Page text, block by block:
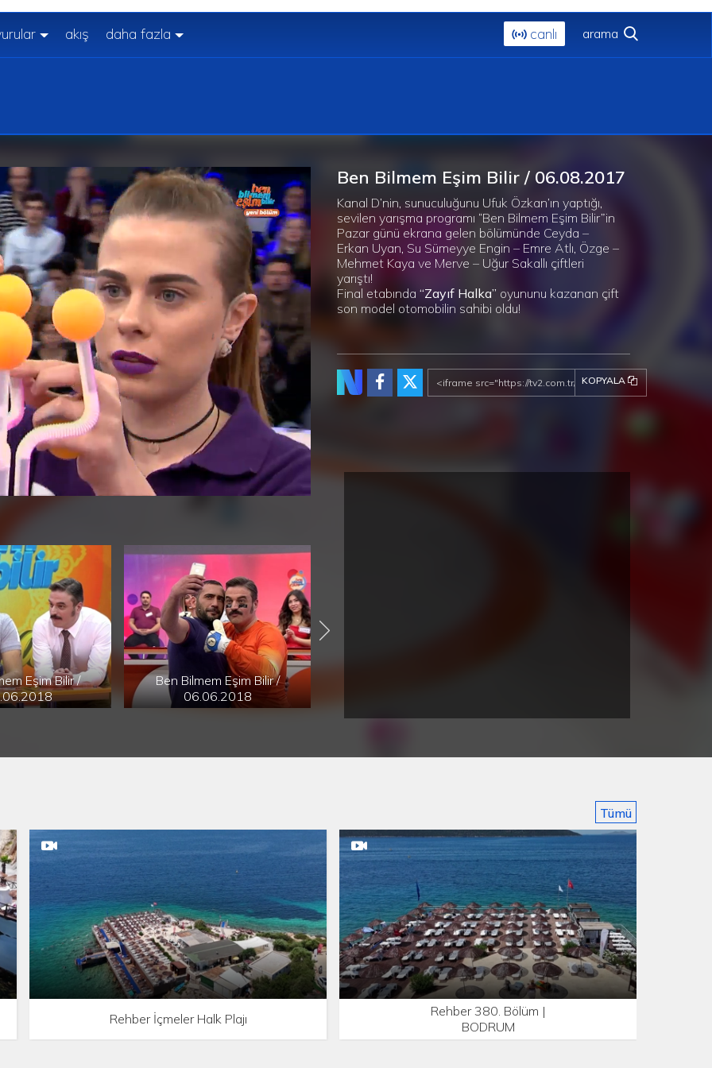
akış daha fazla canlı
Eşim Bilir /
Ben Bilmem Eşim Bilir /
06.06.2018
Ben Bilmem Eşim Bilir / 06.08.2017
Kanal D’nin, sunuculuğunu Ufuk Özkan’ın yaptığı,
sevilen yarışma programı “Ben Bilmem Eşim Bilir”in
Pazar günü ekrana gelen bölümünde Ceyda –
Erkan Uyan, Su Sümeyye Engin – Emre Atlı, Özge –
Mehmet Kaya ve Merve – Uğur Sakallı çiftleri
yarıştı!
Final etabında “Zayıf Halka” oyununu kazanan çift
son model otomobilin sahibi oldu!
KOPYALA
Rehber İçmeler Halk Plajı
Rehber 380. Bölüm |
BODRUM
Tümü